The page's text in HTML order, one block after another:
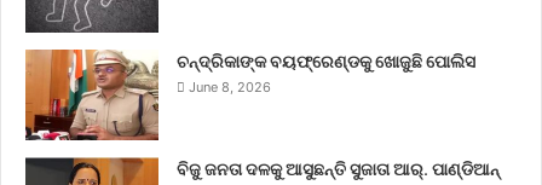
ଚନ୍ଦ୍ରିକାଙ୍କ ବୟଫ୍ରେଣ୍ଡକୁ ଖୋଜୁଛି ପୋଲିସ
June 8, 2026
ବିଜୁ ଜନତା ଦଳକୁ ଆସୁଛନ୍ତି ସୁଜାତା ଆର୍‌. ପାଣ୍ଡିଆନ୍